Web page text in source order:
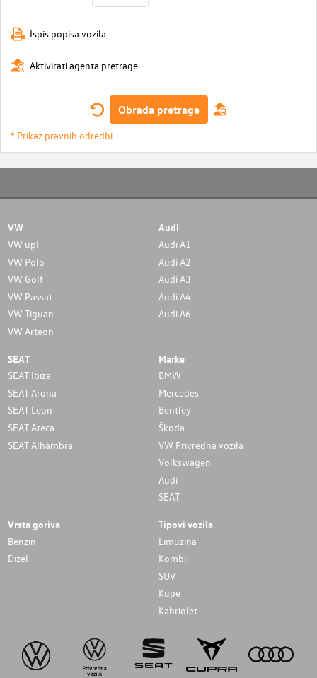
Ispis popisa vozila
Aktivirati agenta pretrage
Obrada pretrage
* Prikaz pravnih odredbi
VW
VW up!
VW Polo
VW Golf
VW Passat
VW Tiguan
VW Arteon
Audi
Audi A1
Audi A2
Audi A3
Audi A4
Audi A6
SEAT
SEAT Ibiza
SEAT Arona
SEAT Leon
SEAT Ateca
SEAT Alhambra
Marke
BMW
Mercedes
Bentley
Škoda
VW Privredna vozila
Volkswagen
Audi
SEAT
Vrsta goriva
Benzin
Dizel
Tipovi vozila
Limuzina
Kombi
SUV
Kupe
Kabriolet